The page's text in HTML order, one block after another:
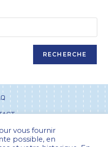
RECHERCHE
vous fournir
possible, en